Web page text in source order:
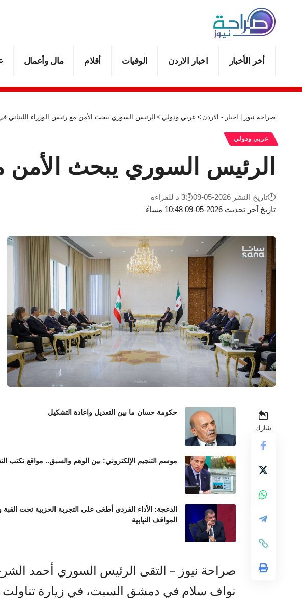
أخر الأخبار اخبار الاردن الوفيات أقلام مال وأعمال
صراحة نيوز | اخبار - الاردن > عربي ودولي > الرئيس السوري يبحث الأمن مع رئيس الوزراء
عربي ودولي
الرئيس السوري يبحث
تاريخ آخر تحديث 2026-05-09 10:48 مساءً
تاريخ النشر 2026-05-09 3 د للقراءة
شارك
حكومة حسان ما بين التعديل واعادة التشكيل
موسم التنجيم الإلكتروني: بين الوهم والسبق.. مواقع تكتب
الدعجة: الأداء الفردي أطغى على التجربة الحزبية تحت
المواقف النيابية
صراحة نيوز – التقى الرئيس السوري أحمد
نواف سلام في دمشق السبت، في زيارة تناولت